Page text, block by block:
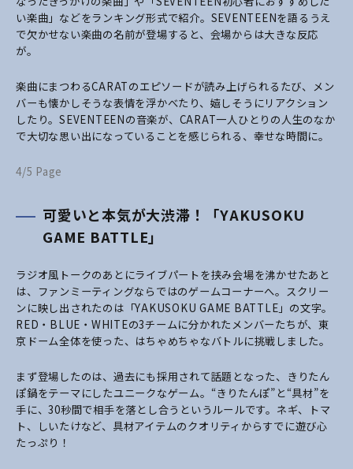
い楽曲」などをランキング形式で紹介。SEVENTEENを語るうえ
で欠かせない楽曲の名前が登場すると、会場からは大きな反応
が。
楽曲にまつわるCARATのエピソードが読み上げられるたび、メン
バーも懐かしそうな表情を浮かべたり、嬉しそうにリアクション
したり。SEVENTEENの音楽が、CARAT一人ひとりの人生のなか
で大切な思い出になっていることを感じられる、幸せな時間に。
4/5 Page
可愛いと本気が大渋滞！「YAKUSOKU
GAME BATTLE」
ラジオ風トークのあとにライブパートを挟み会場を沸かせたあと
は、ファンミーティングならではのゲームコーナーへ。スクリー
ンに映し出されたのは「YAKUSOKU GAME BATTLE」の文字。
RED・BLUE・WHITEの3チームに分かれたメンバーたちが、東
京ドーム全体を使った、はちゃめちゃなバトルに挑戦しました。
まず登場したのは、過去にも採用されて話題となった、きりたん
ぽ鍋をテーマにしたユニークなゲーム。“きりたんぽ”と“具材”を
手に、30秒間で相手を落とし合うというルールです。ネギ、トマ
ト、しいたけなど、具材アイテムのクオリティからすでに遊び心
たっぷり！